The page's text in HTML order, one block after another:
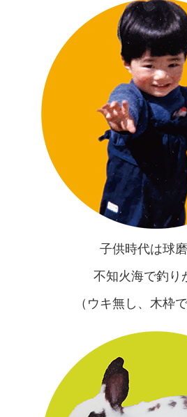
子供時代は球磨
不知火海で釣り
（ウキ無し、木枠